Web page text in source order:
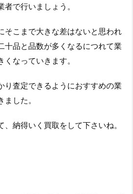
で行いましょう。
そこまで大きな差はないと思われ
十品と品数が多くなるにつれて業
なっていきます。
り査定できるようにおすすめの業
した。
納得いく買取をして下さいね。